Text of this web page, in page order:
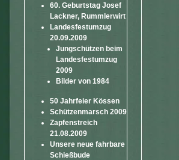
60. Geburtstag Josef
Lackner, Rummlerwirt
Landesfestumzug
20.09.2009
Jungschützen beim
Landesfestumzug
2009
Bilder von 1984
50 Jahrfeier Kössen
Schützenmarsch 2009
Zapfenstreich
21.08.2009
Unsere neue fahrbare
Schießbude